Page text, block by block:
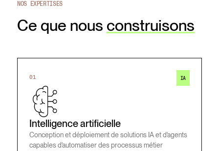
NOS EXPERTISES
Ce que nous construisons
01 IA
Intelligence artificielle
Conception et déploiement de solutions IA et d'agents
capables d'automatiser des processus métier